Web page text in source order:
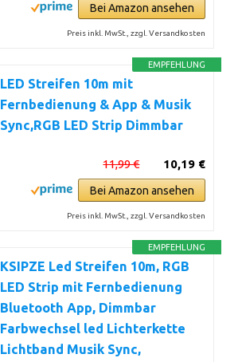
Bei Amazon ansehen
Preis inkl. MwSt., zzgl. Versandkosten
EMPFEHLUNG
LED Streifen 10m mit
Fernbedienung & App & Musik
Sync,RGB LED Strip Dimmbar
10,19 €
11,99 €
Bei Amazon ansehen
Preis inkl. MwSt., zzgl. Versandkosten
EMPFEHLUNG
KSIPZE Led Streifen 10m, RGB
LED Strip mit Fernbedienung
Bluetooth App, Dimmbar
Farbwechsel led Lichterkette
Lichtband Musik Sync,